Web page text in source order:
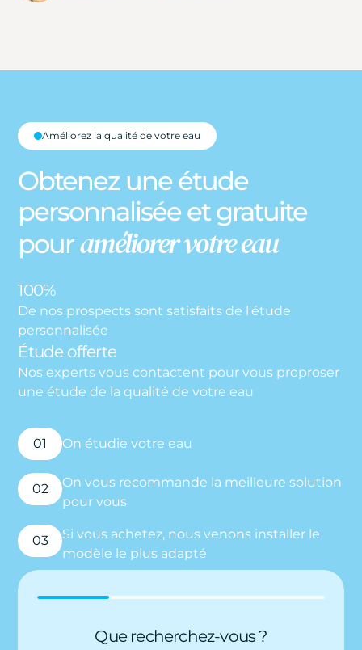
Améliorez la qualité de votre eau
Obtenez une étude
personnalisée et gratuite
pouraméliorer votre eau
100%
De nos prospects sont satisfaits de l'étude
personnalisée
Étude offerte
Nos experts vous contactent pour vous proproser
une étude de la qualité de votre eau
01 On étudie votre eau
02
On vous recommande la meilleure solution
pour vous
03
Si vous achetez, nous venons installer le
modèle le plus adapté
Que recherchez-vous ?